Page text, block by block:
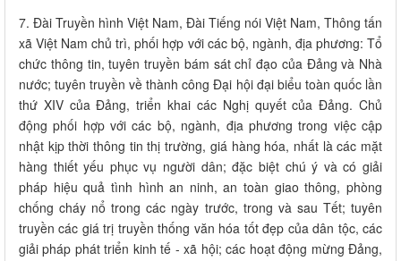
7. Đài Truyền hình Việt Nam, Đài Tiếng nói Việt Nam, Thông tấn
xã Việt Nam chủ trì, phối hợp với các bộ, ngành, địa phương: Tổ
chức thông tin, tuyên truyền bám sát chỉ đạo của Đảng và Nhà
nước; tuyên truyền về thành công Đại hội đại biểu toàn quốc lần
thứ XIV của Đảng, triển khai các Nghị quyết của Đảng. Chủ
động phối hợp với các bộ, ngành, địa phương trong việc cập
nhật kịp thời thông tin thị trường, giá hàng hóa, nhất là các mặt
hàng thiết yếu phục vụ người dân; đặc biệt chú ý và có giải
pháp hiệu quả tình hình an ninh, an toàn giao thông, phòng
chống cháy nổ trong các ngày trước, trong và sau Tết; tuyên
truyền các giá trị truyền thống văn hóa tốt đẹp của dân tộc, các
giải pháp phát triển kinh tế - xã hội; các hoạt động mừng Đảng,